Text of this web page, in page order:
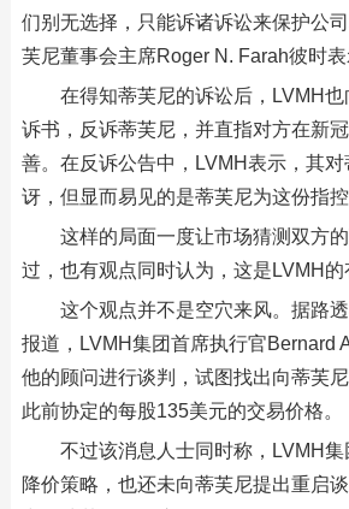
们别无选择，只能诉诸诉讼来保护公
芙尼董事会主席Roger N. Farah彼时表
在得知蒂芙尼的诉讼后，LVMH
诉书，反诉蒂芙尼，并直指对方在新
善。在反诉公告中，LVMH表示，其
讶，但显而易见的是蒂芙尼为这份指控
这样的局面一度让市场猜测双方
过，也有观点同时认为，这是LVMH的
这个观点并不是空穴来风。据路
报道，LVMH集团首席执行官Bernard
他的顾问进行谈判，试图找出向蒂芙
此前协定的每股135美元的交易价格。
不过该消息人士同时称，LVMH
降价策略，也还未向蒂芙尼提出重启